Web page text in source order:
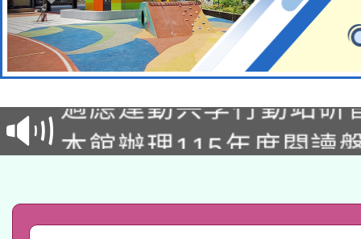
本校115學年度第2次
招)
本館辦理115年度閱讀
礎課程
A3數位素養講師名單